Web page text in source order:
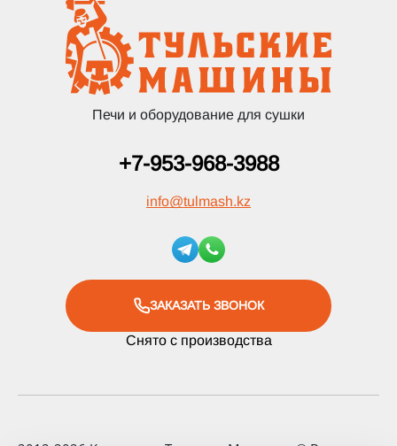
Печи и оборудование для сушки
+7-953-968-3988
info@tulmash.kz
ЗАКАЗАТЬ ЗВОНОК
Снято с производства